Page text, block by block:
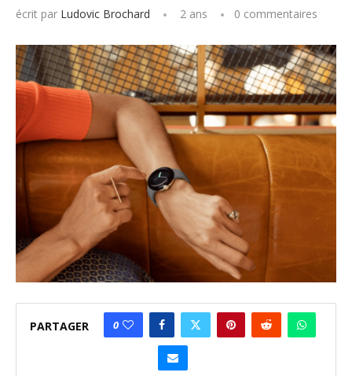
écrit par Ludovic Brochard 2 ans 0 commentaires
PARTAGER 0